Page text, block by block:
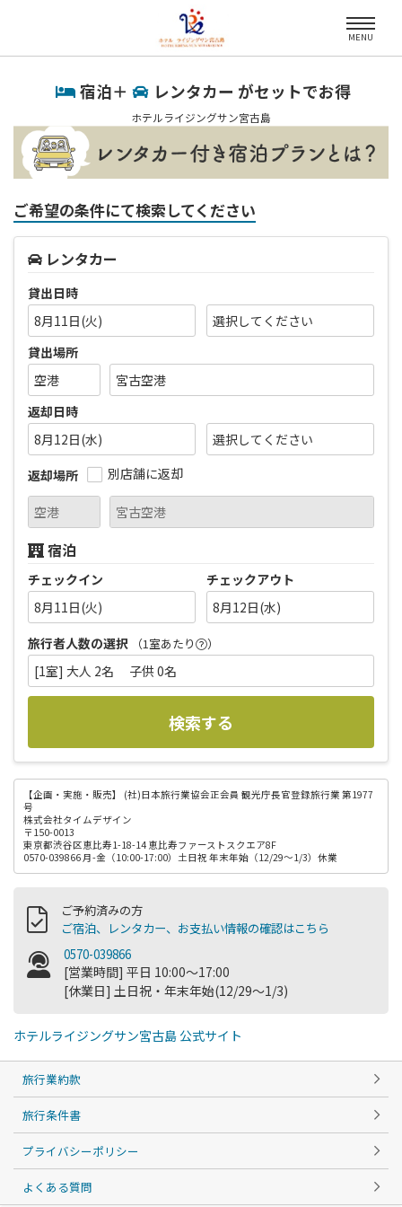
MENU
宿泊＋ レンタカー がセットでお得
ホテルライジングサン宮古島
ご希望の条件にて検索してください
レンタカー
貸出日時
8月11日(火)
貸出場所
返却日時
8月12日(水)
返却場所
別店舗に返却
宿泊
チェックイン
8月11日(火)
チェックアウト
8月12日(水)
旅行者人数の選択
（1室あたり ）
[1室] 大人 2名 子供 0名
検索する
【企画・実施・販売】
(社)日本旅行業協会正会員 観光庁長官登録旅行業 第1977
号
株式会社タイムデザイン
〒150-0013
東京都渋谷区恵比寿1-18-14 恵比寿ファーストスクエア8F
0570-039866 月-金（10:00-17:00）土日祝 年末年始（12/29～1/3）休業
ご予約済みの方
ご宿泊、レンタカー、お支払い情報の確認はこちら
0570-039866
[営業時間] 平日 10:00～17:00
[休業日] 土日祝・年末年始(12/29～1/3)
ホテルライジングサン宮古島 公式サイト
旅行業約款
旅行条件書
プライバシーポリシー
よくある質問